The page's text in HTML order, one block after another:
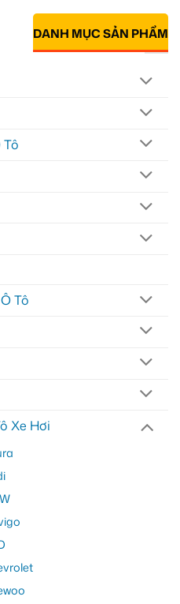
DANH MỤC SẢN PHẨM
Tô
Xe Hơi